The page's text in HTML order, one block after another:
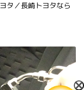
タ／長崎トヨタなら